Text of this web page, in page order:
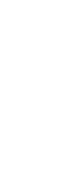
Hubert
Es passiert